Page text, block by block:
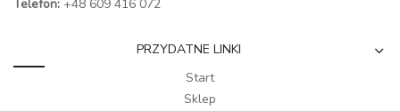
Telefon: +48 609 416 072
PRZYDATNE LINKI
Start
Sklep